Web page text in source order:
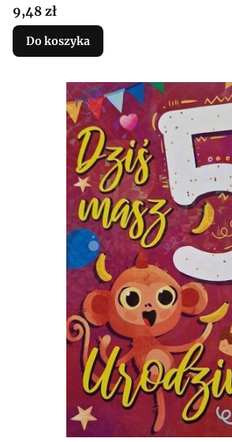
Cena
9,48 zł
Do koszyka